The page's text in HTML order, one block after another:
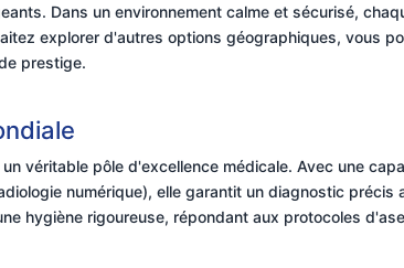
Dans un environnement calme et sécurisé,
explorer d'autres options géographiques, vous
prestige.
véritable pôle d'excellence médicale. Avec une
numérique), elle garantit un diagnostic précis
hygiène rigoureuse, répondant aux protocoles